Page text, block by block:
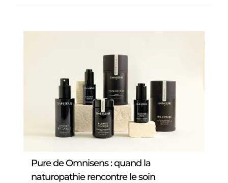
Pure de Omnisens : quand la
naturopathie rencontre le soin